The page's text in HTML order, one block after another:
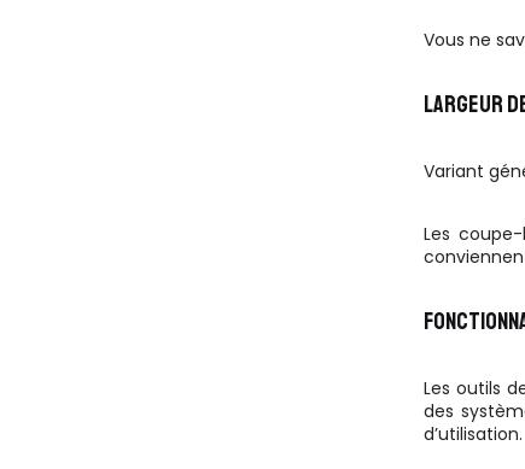
Vous ne
LARGEUR
Variant
Les
Les outils
des
d’utilisation.